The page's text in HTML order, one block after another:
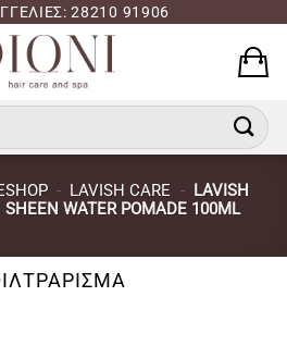
28210 91906
- LAVISH CARE - LAVISH
WATER POMADE 100ML